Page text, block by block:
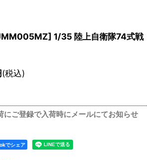
1/35 陸上自衛隊74式戦
(税込)
にご登録で入荷時にメールにてお知らせ
でシェア